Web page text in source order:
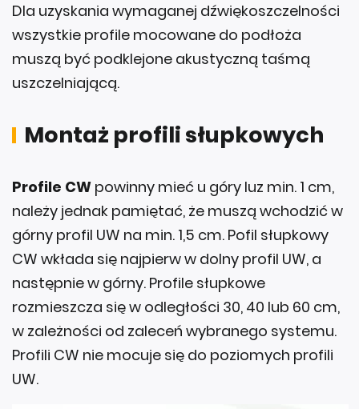
Dla uzyskania wymaganej dźwiękoszczelności
wszystkie profile mocowane do podłoża
muszą być podklejone akustyczną taśmą
uszczelniającą.
Montaż profili słupkowych
Profile CW powinny mieć u góry luz min. 1 cm,
należy jednak pamiętać, że muszą wchodzić w
górny profil UW na min. 1,5 cm. Pofil słupkowy
CW wkłada się najpierw w dolny profil UW, a
następnie w górny. Profile słupkowe
rozmieszcza się w odległości 30, 40 lub 60 cm,
w zależności od zaleceń wybranego systemu.
Profili CW nie mocuje się do poziomych profili
UW.